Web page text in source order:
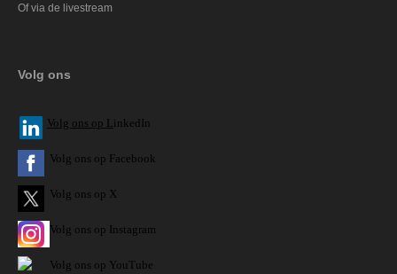
Of via de livestream
Volg ons
Volg ons op L inkedIn
Volg ons op Facebook
Volg ons op X
Volg ons op Instagram
Volg ons op YouTube